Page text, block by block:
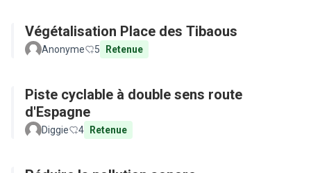
Végétalisation Place des Tibaous
Anonyme 5 Retenue
Piste cyclable à double sens route
d'Espagne
Diggie 4 Retenue